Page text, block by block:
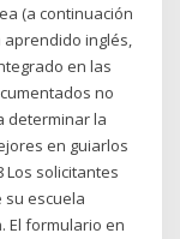
(a continuación
aprendido inglés,
en las
no
determinar la
en guiarlos
Los solicitantes
escuela
El formulario en